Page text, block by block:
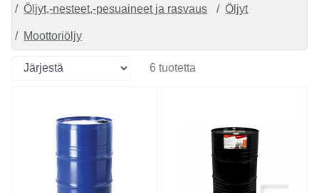
Öljyt,-nesteet,-pesuaineet ja rasvaus Öljyt
Moottoriöljy
6 tuotetta